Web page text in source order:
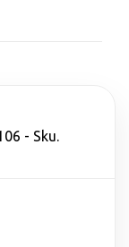
- Sku.